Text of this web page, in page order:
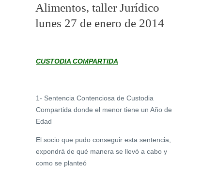
Alimentos, taller Jurídico
lunes 27 de enero de 2014
CUSTODIA COMPARTIDA
1- Sentencia Contenciosa de Custodia
Compartida donde el menor tiene un Año de
Edad
El socio que pudo conseguir esta sentencia,
expondrá de qué manera se llevó a cabo y
como se planteó